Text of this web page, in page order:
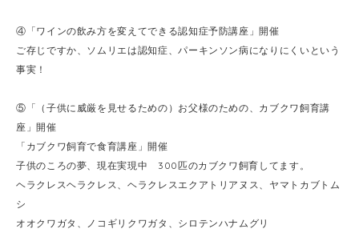
④「ワインの飲み方を変えてできる認知症予防講座」開催
ご存じですか、ソムリエは認知症、パーキンソン病になりにくいという
事実！
⑤「（子供に威厳を見せるための）お父様のための、カブクワ飼育講
座」開催
「カブクワ飼育で食育講座」開催
子供のころの夢、現在実現中 300匹のカブクワ飼育してます。
ヘラクレスヘラクレス、ヘラクレスエクアトリアヌス、ヤマトカブトム
シ
オオクワガタ、ノコギリクワガタ、シロテンハナムグリ